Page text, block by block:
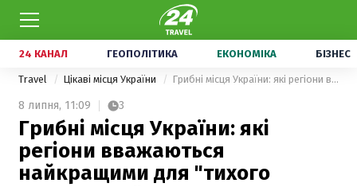
24 КАНАЛ ГЕОПОЛІТИКА ЕКОНОМІКА БІЗНЕС
Travel Цікаві місця України Грибні місця України: які регіони вважаються найкращими для "тихого полювання"
8 липня, 11:09 3
Грибні місця України: які
регіони вважаються
найкращими для "тихого